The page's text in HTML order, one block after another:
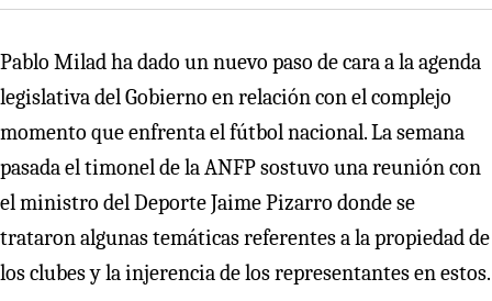
Pablo Milad ha dado un nuevo paso de cara a la agenda
legislativa del Gobierno en relación con el complejo
momento que enfrenta el fútbol nacional. La semana
pasada el timonel de la ANFP sostuvo una reunión con
el ministro del Deporte Jaime Pizarro donde se
trataron algunas temáticas referentes a la propiedad de
los clubes y la injerencia de los representantes en estos.